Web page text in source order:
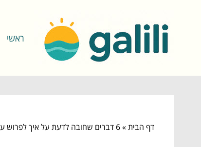
ראשי
דף הבית»6 דברים שחובה לדעת על איך לפרוש עם מספיק כסף לעצמך ולילדים